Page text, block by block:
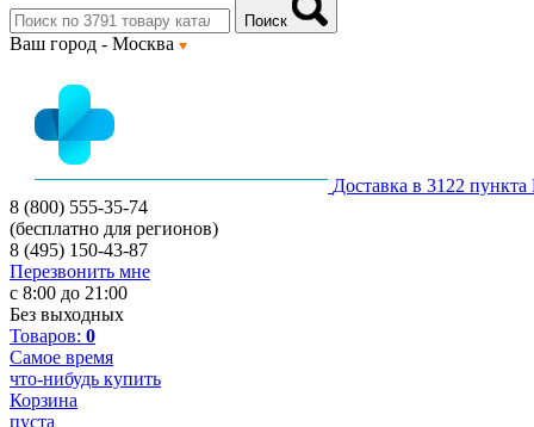
Поиск
Ваш город - Москва
Доставка в 3122
8 (800) 555-35-74
(бесплатно для регионов)
8 (495) 150-43-87
Перезвонить мне
с 8:00 до 21:00
Без выходных
Товаров: 0
Самое время
что-нибудь купить
Корзина
пуста